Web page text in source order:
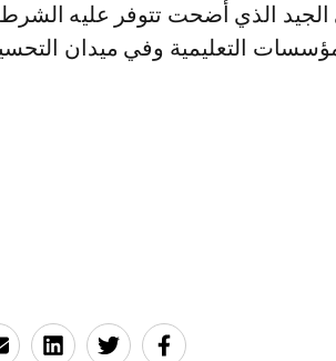
الذي أضحت تتوفر عليه
التعليمية وفي ميدان